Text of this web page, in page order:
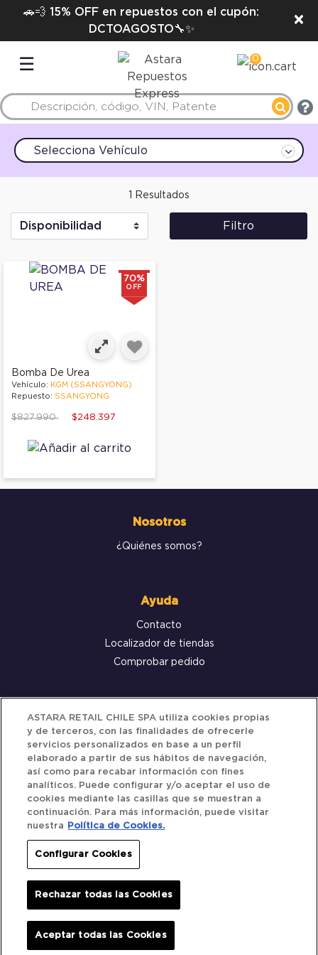
🚗💨 15% OFF en repuestos con el cupón:
DCTOAGOSTO🔧✨
×
☰ 0
Selecciona Vehículo
1 Resultados
Filtro
70%
OFF
Bomba De Urea
Vehículo: KGM (SSANGYONG)
Repuesto: SSANGYONG
Price reduced from
$827.990to $248.397
Nosotros
¿Quiénes somos?
Ayuda
Contacto
Localizador de tiendas
Comprobar pedido
Servicio al cliente
Términos y Condiciones
Política de privacidad
Siguenos
Redes Sociales
Iberocar © 2025. All Rights Reserved.
ASTARA RETAIL CHILE SPA utiliza cookies propias
y de terceros, con las finalidades de ofrecerle
servicios personalizados en base a un perfil
elaborado a partir de sus hábitos de navegación,
así como para recabar información con fines
analíticos. Puede configurar y/o aceptar el uso de
cookies mediante las casillas que se muestran a
continuación. Para más información, puede visitar
nuestra
Política de Cookies.
Configurar Cookies
Rechazar todas las Cookies
Aceptar todas las Cookies